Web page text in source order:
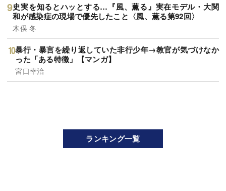
史実を知るとハッとする…『風、薫る』実在モデル・大関
和が感染症の現場で優先したこと〈風、薫る第92回〉
木俣 冬
暴行・暴言を繰り返していた非行少年→教官が気づけなか
った「ある特徴」【マンガ】
宮口幸治
ランキング一覧